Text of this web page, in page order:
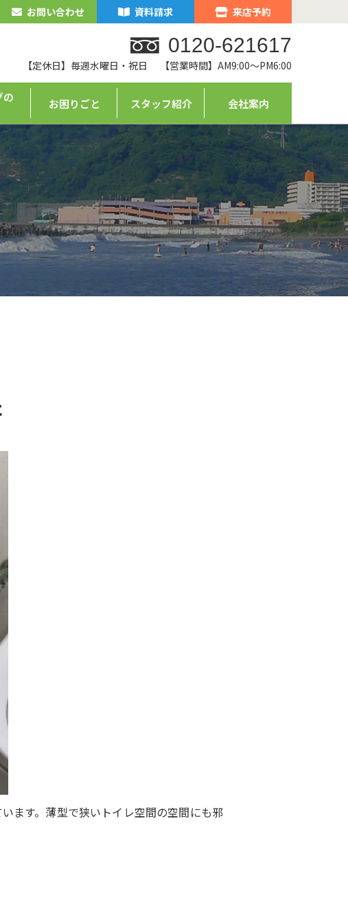
お問い合わせ 資料請求 来店予約
0120-621617
【定休日】毎週水曜日・祝日 【営業時間】AM9:00～PM6:00
の
お困りごと スタッフ紹介 会社案内
ます。薄型で狭いトイレ空間の空間にも邪